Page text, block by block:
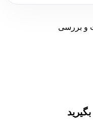
و بررسی